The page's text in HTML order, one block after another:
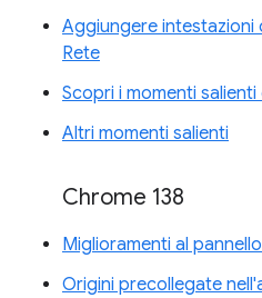
Aggiungere intestazioni
Rete
Scopri i momenti
Altri momenti salienti
Chrome 138
Miglioramenti al
Origini precollegate